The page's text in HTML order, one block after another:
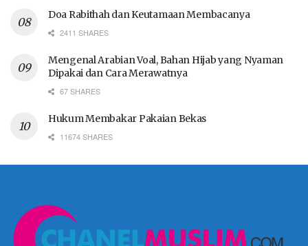
Doa Rabithah dan Keutamaan Membacanya
2411 SHARES
Mengenal Arabian Voal, Bahan Hijab yang Nyaman
Dipakai dan Cara Merawatnya
67 SHARES
Hukum Membakar Pakaian Bekas
11674 SHARES